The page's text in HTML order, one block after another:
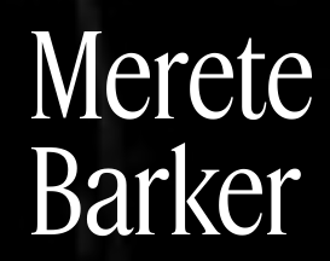
Merete
Barker